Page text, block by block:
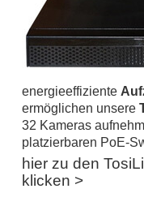
energieeffiziente
ermöglichen unsere
32 Kameras
platzierbaren PoE-
hier zu den
klicken >